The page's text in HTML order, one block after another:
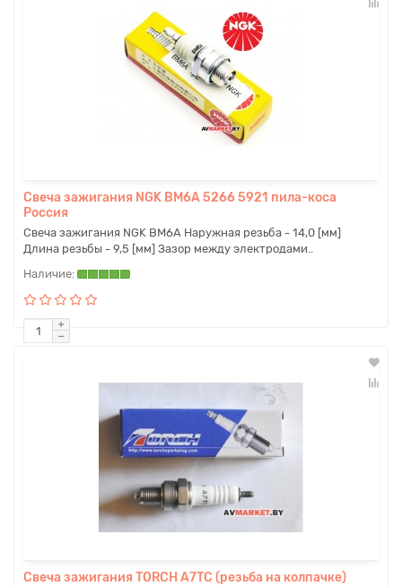
Свеча зажигания NGK BM6A 5266 5921 пила-коса
Россия
Свеча зажигания NGK BM6A Наружная резьба - 14,0 [мм]
Длина резьбы - 9,5 [мм] Зазор между электродами..
Свеча зажигания TORCH A7TC (резьба на колпачке)